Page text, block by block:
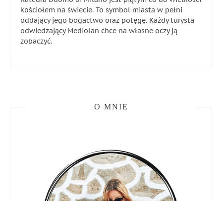
kościołem na świecie. To symbol miasta w pełni
oddający jego bogactwo oraz potęgę. Każdy turysta
odwiedzający Mediolan chce na własne oczy ją
zobaczyć.
O MNIE